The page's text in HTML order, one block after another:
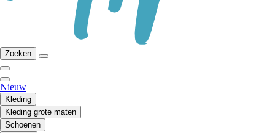
Zoeken
Nieuw
Kleding
Kleding grote maten
Schoenen